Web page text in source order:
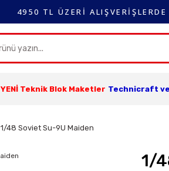
4950 TL ÜZERİ ALIŞVERİŞLERDE
YENİ Teknik Blok Maketler Technicraft
1/48 Soviet Su-9U Maiden
1/